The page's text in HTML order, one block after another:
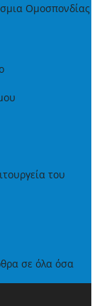
Ομοσπονδίας
του
σε όλα όσα